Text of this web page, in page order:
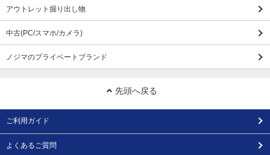
アウトレット掘り出し物
中古(PC/スマホ/カメラ)
ノジマのプライベートブランド
先頭へ戻る
ご利用ガイド
よくあるご質問